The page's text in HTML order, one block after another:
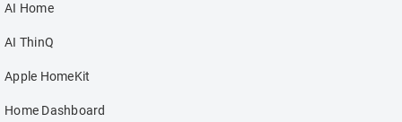
AI Home
AI ThinQ
Apple HomeKit
Home Dashboard